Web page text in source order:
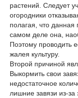
растений. Следует
огородники
полагая, что данная
самом деле она,
Поэтому проводить
жалея культуру.
Второй причиной
Выкормить свои
недостаточное
лишние завязи из-за